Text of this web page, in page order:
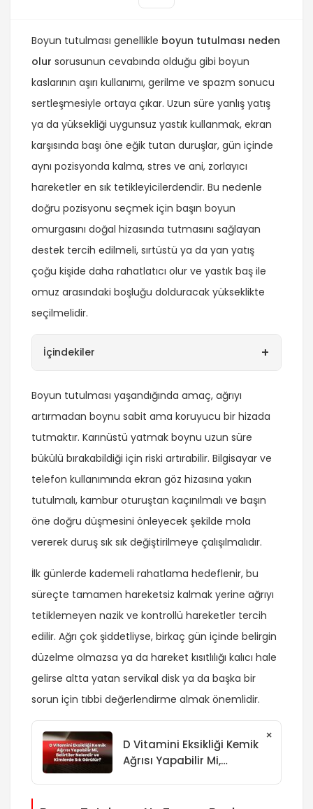
Boyun tutulması genellikle boyun tutulması neden
olur sorusunun cevabında olduğu gibi boyun
kaslarının aşırı kullanımı, gerilme ve spazm sonucu
sertleşmesiyle ortaya çıkar. Uzun süre yanlış yatış
ya da yüksekliği uygunsuz yastık kullanmak, ekran
karşısında başı öne eğik tutan duruşlar, gün içinde
aynı pozisyonda kalma, stres ve ani, zorlayıcı
hareketler en sık tetikleyicilerdendir. Bu nedenle
doğru pozisyonu seçmek için başın boyun
omurgasını doğal hizasında tutmasını sağlayan
destek tercih edilmeli, sırtüstü ya da yan yatış
çoğu kişide daha rahatlatıcı olur ve yastık baş ile
omuz arasındaki boşluğu dolduracak yükseklikte
seçilmelidir.
İçindekiler +
Boyun tutulması yaşandığında amaç, ağrıyı
artırmadan boynu sabit ama koruyucu bir hizada
tutmaktır. Karınüstü yatmak boynu uzun süre
bükülü bırakabildiği için riski artırabilir. Bilgisayar ve
telefon kullanımında ekran göz hizasına yakın
tutulmalı, kambur oturuştan kaçınılmalı ve başın
öne doğru düşmesini önleyecek şekilde mola
vererek duruş sık sık değiştirilmeye çalışılmalıdır.
İlk günlerde kademeli rahatlama hedeflenir, bu
süreçte tamamen hareketsiz kalmak yerine ağrıyı
tetiklemeyen nazik ve kontrollü hareketler tercih
edilir. Ağrı çok şiddetliyse, birkaç gün içinde belirgin
düzelme olmazsa ya da hareket kısıtlılığı kalıcı hale
gelirse altta yatan servikal disk ya da başka bir
sorun için tıbbi değerlendirme almak önemlidir.
D Vitamini Eksikliği Kemik
Ağrısı Yapabilir Mi,
×